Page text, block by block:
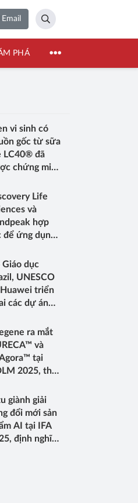
Email
PHÁ
vi sinh có
gốc từ sữa
LC40® đã
chứng minh
khỏe trẻ sơ
và phụ nữ
con bú
Life
và
hợp
để ứng dụng
vào xét
dấu ấn
học ung thư
các thử
vi toàn cầu
Giáo dục
UNESCO
triển
các dự án
học mở
và Pará
ra mắt
và
tại
2025, thúc
theo của lĩnh
chẩn đoán
giành giải
đổi mới sản
AI tại IFA
định nghĩa